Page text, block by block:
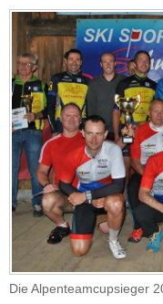
Die Alpenteamcupsieger